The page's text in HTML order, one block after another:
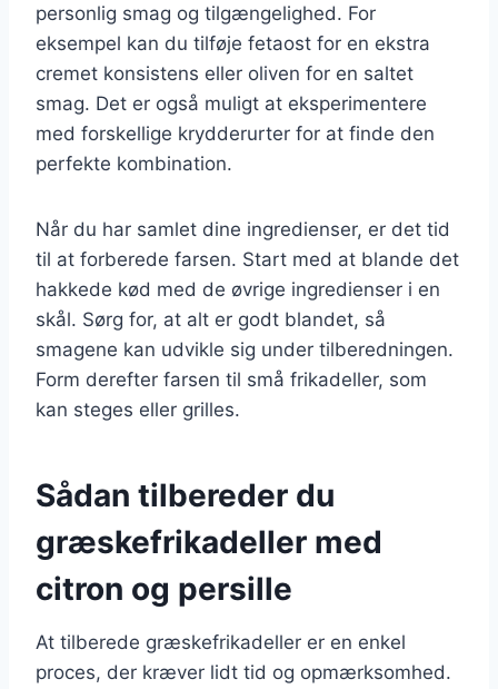
personlig smag og tilgængelighed. For
eksempel kan du tilføje fetaost for en ekstra
cremet konsistens eller oliven for en saltet
smag. Det er også muligt at eksperimentere
med forskellige krydderurter for at finde den
perfekte kombination.
Når du har samlet dine ingredienser, er det tid
til at forberede farsen. Start med at blande det
hakkede kød med de øvrige ingredienser i en
skål. Sørg for, at alt er godt blandet, så
smagene kan udvikle sig under tilberedningen.
Form derefter farsen til små frikadeller, som
kan steges eller grilles.
Sådan tilbereder du
græskefrikadeller med
citron og persille
At tilberede græskefrikadeller er en enkel
proces, der kræver lidt tid og opmærksomhed.